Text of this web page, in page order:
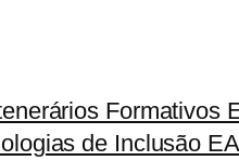
Formativos
de Inclusão